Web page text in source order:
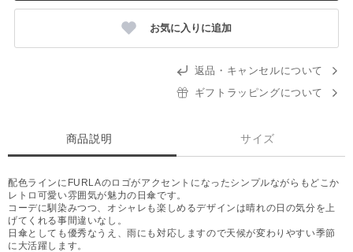
お気に入りに追加
返品・キャンセルについて
ギフトラッピングについて
商品説明 サイズ
配色ラインにFURLAのロゴがアクセントになったシンプルながらもどこか
レトロ可愛い雰囲気が魅力の日傘です。
コーデに馴染みつつ、オシャレも楽しめるデザインは晴れの日の気分を上
げてくれる事間違いなし。
日傘としても優秀なうえ、雨にも対応しますので天候が変わりやすい季節
に大活躍します。